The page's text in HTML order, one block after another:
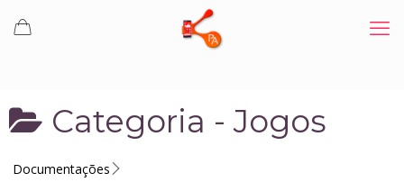
Categoria - Jogos
Documentações